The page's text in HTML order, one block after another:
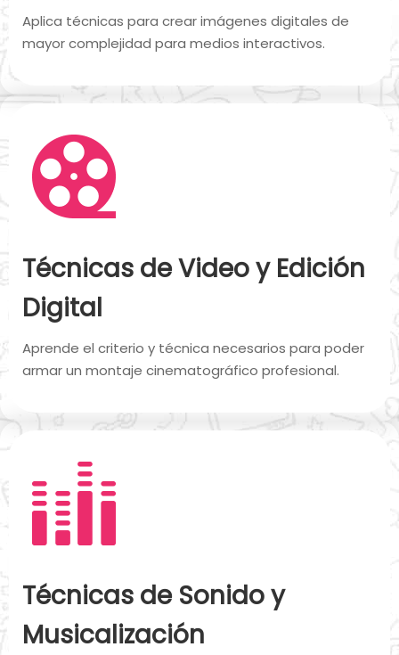
Aplica técnicas para crear imágenes digitales de
mayor complejidad para medios interactivos.
Técnicas de Video y Edición
Digital
Aprende el criterio y técnica necesarios para poder
armar un montaje cinematográfico profesional.
Técnicas de Sonido y
Musicalización